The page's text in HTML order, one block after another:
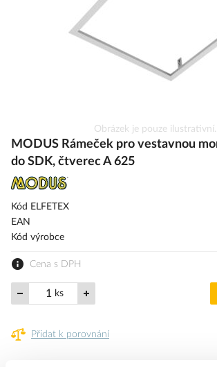
na
začátek
s
Obrázek je pouze ilustrativní.
MODUS Rámeček pro vestavnou
do SDK, čtverec A 625
Kód ELFETEX
EAN
Kód výrobce
Cena s DPH
ks
Přidat k porovnání